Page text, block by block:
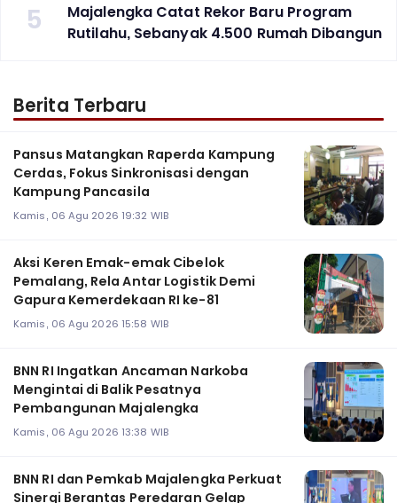
5
Majalengka Catat Rekor Baru Program
Rutilahu, Sebanyak 4.500 Rumah Dibangun
Berita Terbaru
Pansus Matangkan Raperda Kampung
Cerdas, Fokus Sinkronisasi dengan
Kampung Pancasila
Kamis, 06 Agu 2026 19:32 WIB
Aksi Keren Emak-emak Cibelok
Pemalang, Rela Antar Logistik Demi
Gapura Kemerdekaan RI ke-81
Kamis, 06 Agu 2026 15:58 WIB
BNN RI Ingatkan Ancaman Narkoba
Mengintai di Balik Pesatnya
Pembangunan Majalengka
Kamis, 06 Agu 2026 13:38 WIB
BNN RI dan Pemkab Majalengka Perkuat
Sinergi Berantas Peredaran Gelap